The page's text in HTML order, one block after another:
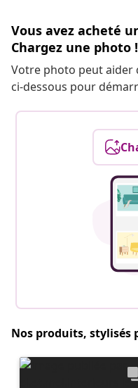
Vous avez acheté
Chargez une photo !
Votre photo peut aider
ci-dessous pour
Nos produits, stylisés